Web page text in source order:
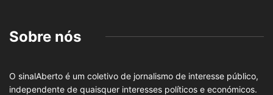
Sobre nós
O sinalAberto é um coletivo de jornalismo de interesse público,
independente de quaisquer interesses políticos e económicos.